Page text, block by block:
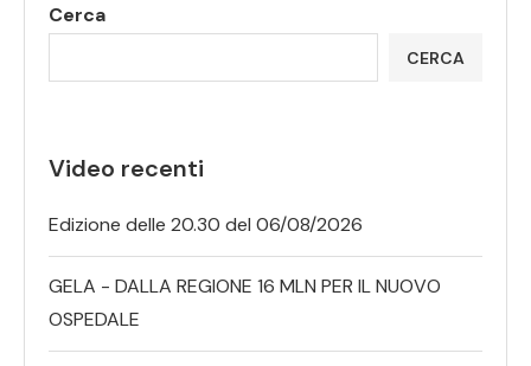
Cerca
CERCA
Video recenti
Edizione delle 20.30 del 06/08/2026
GELA - DALLA REGIONE 16 MLN PER IL NUOVO
OSPEDALE